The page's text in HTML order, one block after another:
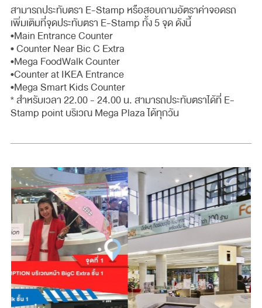
สามารถประทับตรา E-Stamp หรือสอบถามอัตราค่าจอดรถ
เพิ่มเติมที่จุดประทับตรา E-Stamp ทั้ง 5 จุด ดังนี้
•Main Entrance Counter
• Counter Near Bic C Extra
•Mega FoodWalk Counter
•Counter at IKEA Entrance
•Mega Smart Kids Counter
* สำหรับเวลา 22.00 - 24.00 น. สามารถประทับตราได้ที่ E-
Stamp point บริเวณ Mega Plaza ได้ทุกวัน